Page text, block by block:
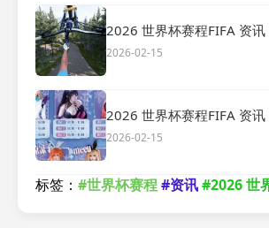
2026 世界杯赛程FIFA 资
2026-02-15
2026 世界杯赛程FIFA 资
2026-02-15
标签： #世界杯赛程#资讯#2026 世